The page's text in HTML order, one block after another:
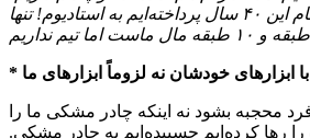
اما تیم نداریم! ما در تمام این ۴۰ سال پرداخته‌ایم به استادیوم! تنها
* با ابزارهای خودشان نه لزوماً ابزارهای ما
محجبه بشود نه اینکه چادر مشکی ما را
رها کرده‌ایم چسبیده‌ایم به چادر مشکی.